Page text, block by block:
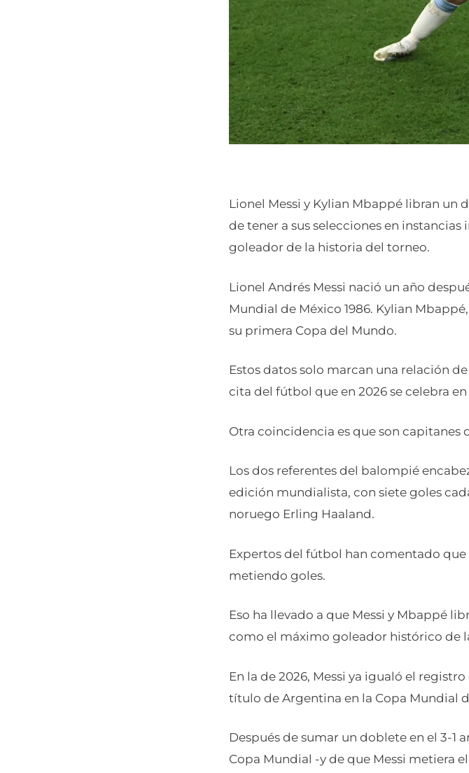
Lionel Messi y Kylian Mbappé libran un
de tener a sus selecciones en
goleador de la historia del torneo.
Lionel Andrés Messi nació un año
Mundial de México 1986. Kylian
su primera Copa del Mundo.
Estos datos solo marcan una relación
cita del fútbol que en 2026 se celebra
Otra coincidencia es que son capitanes
Los dos referentes del balompié
edición mundialista, con siete goles
noruego Erling Haaland.
Expertos del fútbol han comentado
metiendo goles.
Eso ha llevado a que Messi y Mbappé
como el máximo goleador histórico de
En la de 2026, Messi ya igualó el
título de Argentina en la Copa Mundial
Después de sumar un doblete en el 3-1
Copa Mundial -y de que Messi metiera